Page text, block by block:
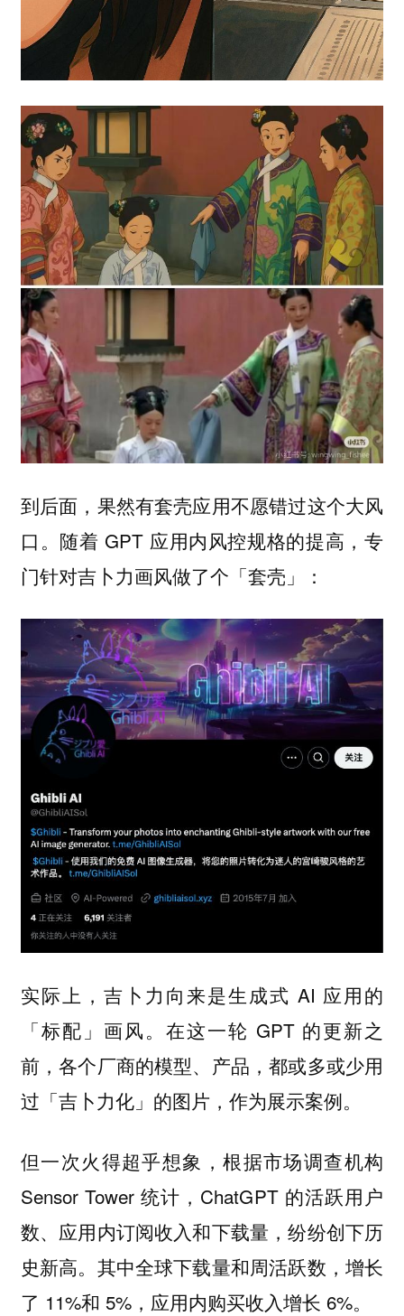
到后面，果然有套壳应用不愿错过这个大风
口。随着 GPT 应用内风控规格的提高，专
门针对吉卜力画风做了个「套壳」：
实际上，吉卜力向来是生成式 AI 应用的
「标配」画风。在这一轮 GPT 的更新之
前，各个厂商的模型、产品，都或多或少用
过「吉卜力化」的图片，作为展示案例。
但一次火得超乎想象，根据市场调查机构
Sensor Tower 统计，ChatGPT 的活跃用户
数、应用内订阅收入和下载量，纷纷创下历
史新高。其中全球下载量和周活跃数，增长
了 11%和 5%，应用内购买收入增长 6%。